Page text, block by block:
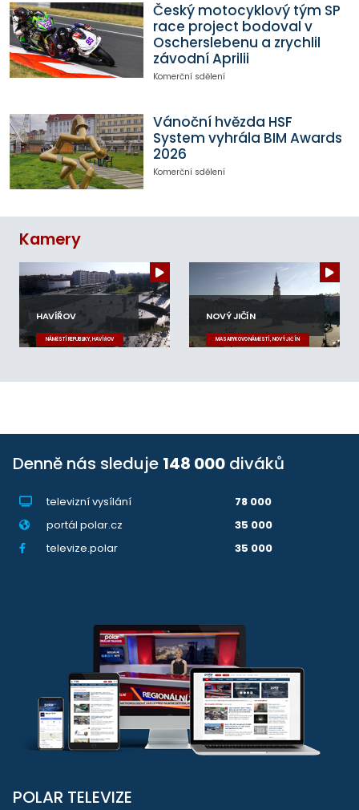
Český motocyklový tým SP
race project bodoval v
Oscherslebenu a zrychlil
závodní Aprilii
Komerční sdělení
Vánoční hvězda HSF
System vyhrála BIM Awards
2026
Komerční sdělení
Kamery
HAVÍŘOV
NÁMĚSTÍ REPUBLIKY, HAVÍŘOV
NOVÝ JIČÍN
MASARYKOVO NÁMĚSTÍ, NOVÝ JIČÍN
Denně nás sleduje 148 000 diváků
televizní vysílání
78 000
portál polar.cz
35 000
televize.polar
35 000
POLAR TELEVIZE